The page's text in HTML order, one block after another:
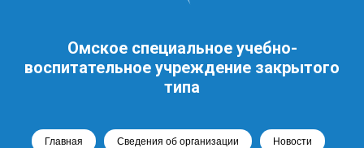
Омское специальное учебно-
воспитательное учреждение закрытого
типа
Главная Сведения об организации Новости